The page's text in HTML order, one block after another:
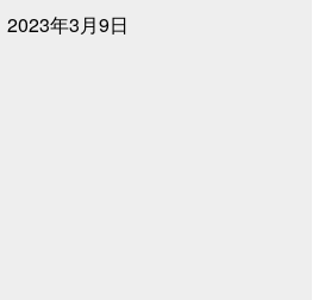
2023年3月9日